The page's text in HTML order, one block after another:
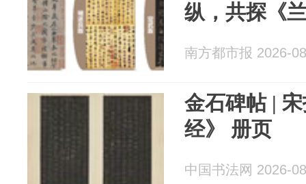
纵，共探《
南方都市报 2026-
金石碑帖 |
经》 册页
中国书法网 2026-